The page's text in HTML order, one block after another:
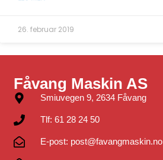
26. februar 2019
Fåvang Maskin AS
Smiuvegen 9, 2634 Fåvang
Tlf: 61 28 24 50
E-post: post@favangmaskin.no